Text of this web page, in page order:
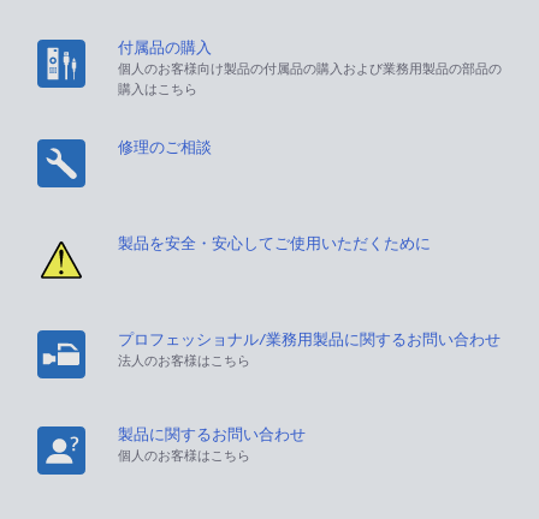
付属品の購入
個人のお客様向け製品の付属品の購入および業務用製品の部品の
購入はこちら
修理のご相談
製品を安全・安心してご使用いただくために
プロフェッショナル/業務用製品に関するお問い合わせ
法人のお客様はこちら
製品に関するお問い合わせ
個人のお客様はこちら